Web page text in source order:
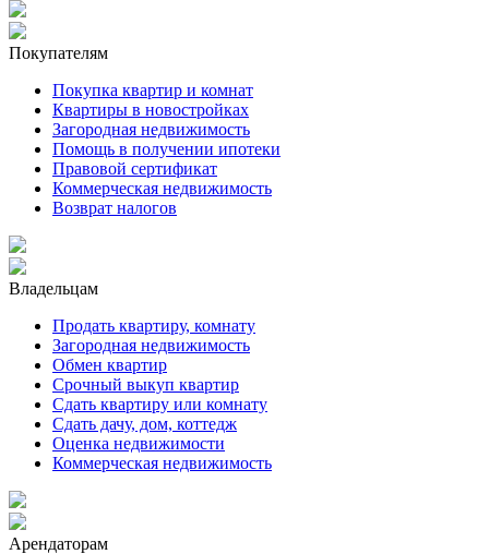
Покупателям
Покупка квартир и комнат
Квартиры в новостройках
Загородная недвижимость
Помощь в получении ипотеки
Правовой сертификат
Коммерческая недвижимость
Возврат налогов
Владельцам
Продать квартиру, комнату
Загородная недвижимость
Обмен квартир
Срочный выкуп квартир
Сдать квартиру или комнату
Сдать дачу, дом, коттедж
Оценка недвижимости
Коммерческая недвижимость
Арендаторам